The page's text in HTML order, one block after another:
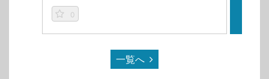
0
一覧へ